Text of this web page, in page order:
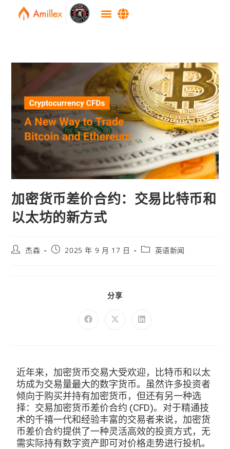
加密货币差价合约：交易比特币和
以太坊的新方式
杰森 2025 年 9 月 17 日 英语新闻
分享
近年来，加密货币交易大受欢迎，比特币和以太
坊成为交易量最大的数字货币。虽然许多投资者
倾向于购买并持有加密货币，但还有另一种选
择：交易加密货币差价合约 (CFD)。对于精通技
术的千禧一代和经验丰富的交易者来说，加密货
币差价合约提供了一种灵活高效的投资方式，无
需实际持有数字资产即可对价格走势进行投机。